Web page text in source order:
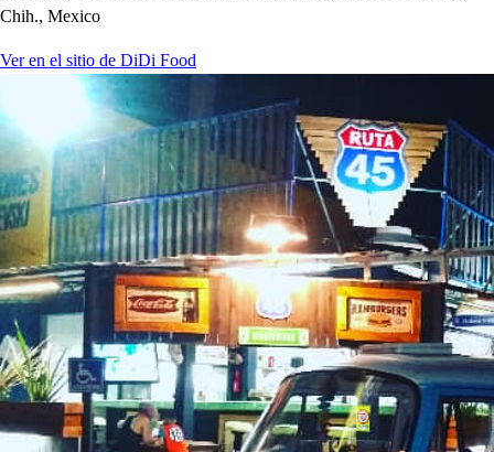
Chih., Mexico
Ver en el sitio de DiDi Food